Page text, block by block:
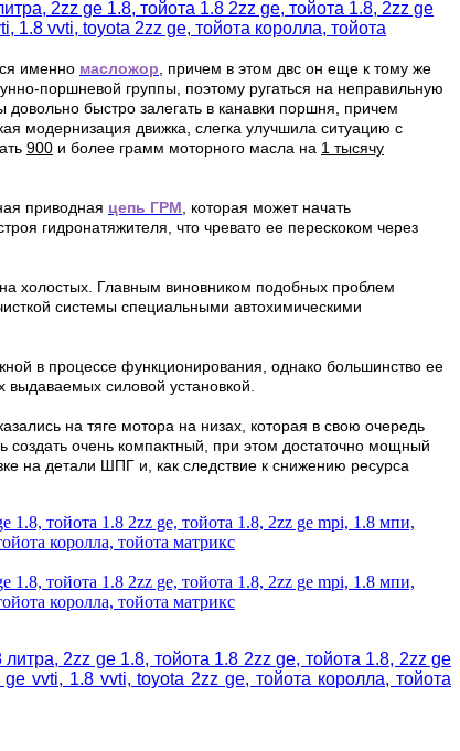
именно масложор , причем в этом двс он еще к тому же
поршневой группы, поэтому ругаться на неправильную
быстро залегать в канавки поршня, причем
модернизация движка, слегка улучшила ситуацию с
900 и более грамм моторного масла на 1 тысячу
приводная цепь ГРМ , которая может начать
гидронатяжителя, что чревато ее перескоком через
холостых. Главным виновником подобных проблем
системы специальными автохимическими
в процессе функционирования, однако большинство ее
силовой установкой.
на тяге мотора на низах, которая в свою очередь
очень компактный, при этом достаточно мощный
на детали ШПГ и, как следствие к снижению ресурса